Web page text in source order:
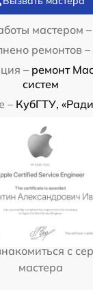
мастером –
ремонтов –
– ремонт
систем
– КубГТУ,
с
мастера